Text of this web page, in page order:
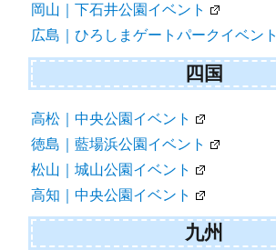
岡山｜下石井公園イベント
広島｜ひろしまゲートパークイベント
四国
高松｜中央公園イベント
徳島｜藍場浜公園イベント
松山｜城山公園イベント
高知｜中央公園イベント
九州